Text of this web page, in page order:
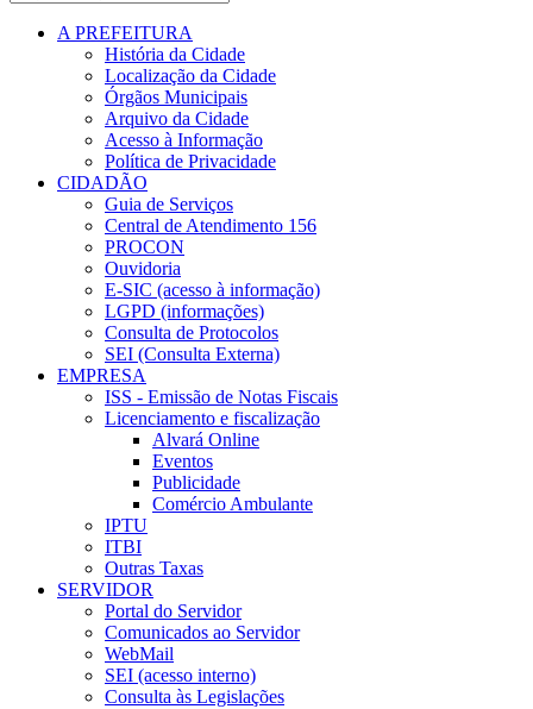
A PREFEITURA
História da Cidade
Localização da Cidade
Órgãos Municipais
Arquivo da Cidade
Acesso à Informação
Política de Privacidade
CIDADÃO
Guia de Serviços
Central de Atendimento 156
PROCON
Ouvidoria
E-SIC (acesso à informação)
LGPD (informações)
Consulta de Protocolos
SEI (Consulta Externa)
EMPRESA
ISS - Emissão de Notas Fiscais
Licenciamento e fiscalização
Alvará Online
Eventos
Publicidade
Comércio Ambulante
IPTU
ITBI
Outras Taxas
SERVIDOR
Portal do Servidor
Comunicados ao Servidor
WebMail
SEI (acesso interno)
Consulta às Legislações